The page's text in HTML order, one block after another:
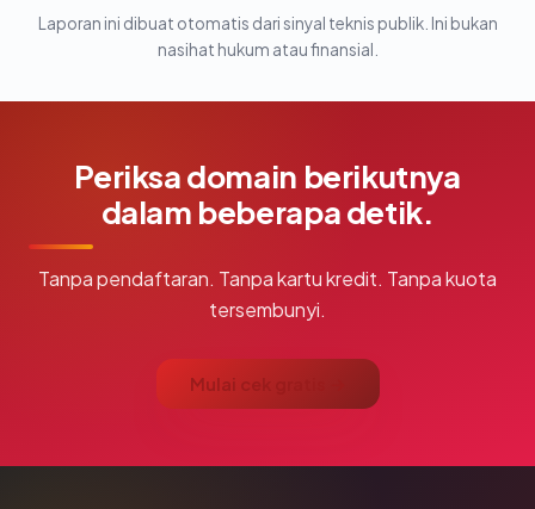
Laporan ini dibuat otomatis dari sinyal teknis publik. Ini bukan
nasihat hukum atau finansial.
Periksa domain berikutnya
dalam beberapa detik.
Tanpa pendaftaran. Tanpa kartu kredit. Tanpa kuota
tersembunyi.
Mulai cek gratis →